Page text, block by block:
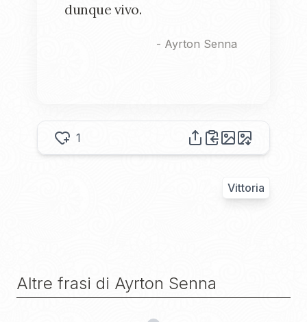
dunque vivo.
- Ayrton Senna
1
Vittoria
Altre frasi di Ayrton Senna